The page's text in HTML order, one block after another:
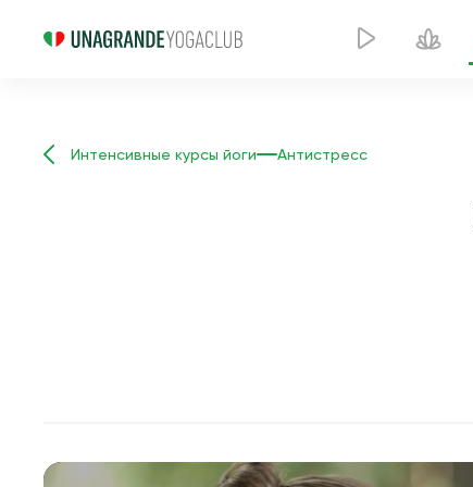
Интенсивные курсы йоги Антистресс